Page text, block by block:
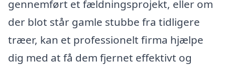
gennemført et fældningsprojekt, eller om
der blot står gamle stubbe fra tidligere
træer, kan et professionelt firma hjælpe
dig med at få dem fjernet effektivt og